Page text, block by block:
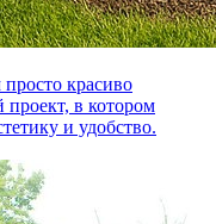
красиво
в котором
и удобство.